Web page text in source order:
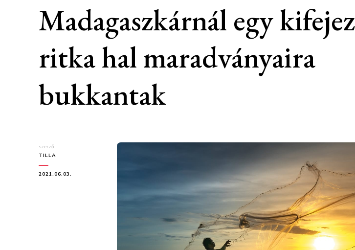
Madagaszkárnál egy
ritka hal maradványaira
bukkantak
szerző:
TILLA
2021.06.03.